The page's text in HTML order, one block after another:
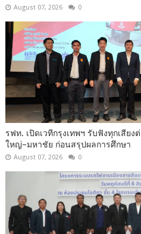
August 07, 2026 0
รฟท. เปิดเวทีกรุงเทพฯ รับฟังทุกเสียง
ใหญ่–มหาชัย ก่อนสรุปผลการศึกษา
August 07, 2026 0